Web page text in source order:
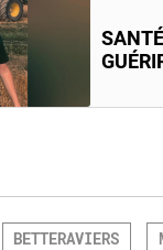
BETTERAVIERS